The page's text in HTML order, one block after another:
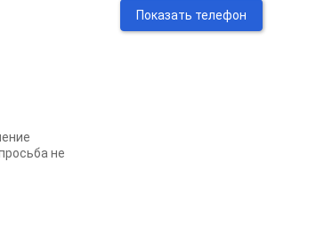
не
Показать телефон